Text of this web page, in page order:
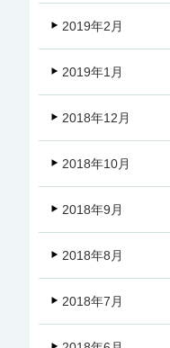
2019年2月
2019年1月
2018年12月
2018年10月
2018年9月
2018年8月
2018年7月